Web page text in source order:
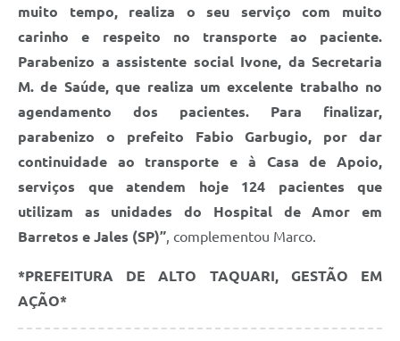
muito tempo, realiza o seu serviço com muito
carinho e respeito no transporte ao paciente.
Parabenizo a assistente social Ivone, da Secretaria
M. de Saúde, que realiza um excelente trabalho no
agendamento dos pacientes. Para finalizar,
parabenizo o prefeito Fabio Garbugio, por dar
continuidade ao transporte e à Casa de Apoio,
serviços que atendem hoje 124 pacientes que
utilizam as unidades do Hospital de Amor em
Barretos e Jales (SP)” , complementou Marco.
*PREFEITURA DE ALTO TAQUARI, GESTÃO EM
AÇÃO*